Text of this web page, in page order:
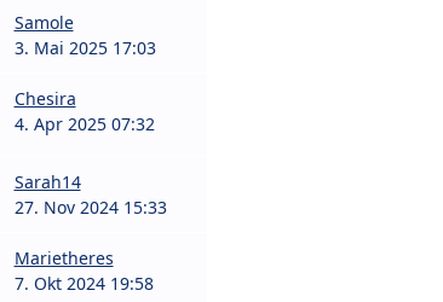
Samole
3. Mai 2025 17:03
Chesira
4. Apr 2025 07:32
Sarah14
27. Nov 2024 15:33
Marietheres
7. Okt 2024 19:58